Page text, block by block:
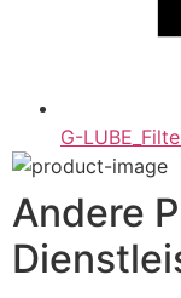
G-
Andere